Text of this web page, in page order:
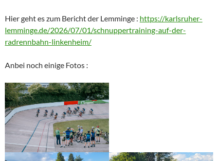
Hier geht es zum Bericht der Lemminge : https://karlsruher-
lemminge.de/2026/07/01/schnuppertraining-auf-der-
radrennbahn-linkenheim/
Anbei noch einige Fotos :